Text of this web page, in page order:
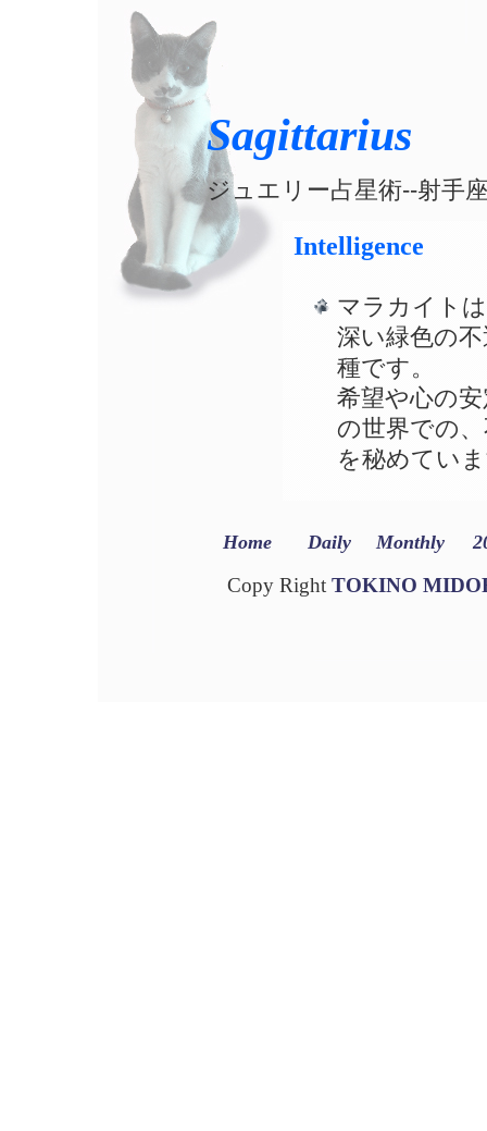
Sagittarius
ジュエリー占星術--射手
Intelligence
マラカイト
深い緑色の
種です。
希望や心の
の世界での
を秘めてい
Home Daily Monthly
Copy Right TOKINO